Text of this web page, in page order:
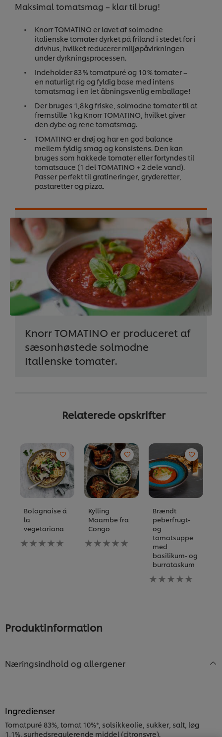
Maksimal tomatsmag – klar til brug!
Knorr TOMATINO er lavet af solmodne
italienske tomater dyrket på friland i stedet for i
drivhus, hvilket reducerer miljøpåvirkningen
under dyrkningsprocessen.
Indeholder 83 % tomatpuré og 10 % tomater –
en naturligt rig og fyldig base med intens
tomatsmag i en let åbningsvenlig emballage!
Der bruges 1,8 kg friske, solmodne tomater til at
fremstille 1 kg Knorr TOMATINO, hvilket giver
den dybe og rene tomatsmag.
TOMATINO er drøj og har en god balance
mellem fyldig smag og konsistens. Den kan
bruges som hakkede tomater eller fortyndes til
tomatsauce (1 del TOMATINO + 2 dele vand).
Passer perfekt til gratineringer, gryderetter,
pastaretter og pizza.
Knorr TOMATINO er produceret af
sæsonhøstede solmodne
Italienske tomater.
Relaterede opskrifter
Bolognaise á
la
vegetariana
Ingen
bedømmelser
Kylling
Moambe fra
Congo
Ingen
bedømmelser
Brændt
peberfrugt-
og
tomatsuppe
med
basilikum- og
burrataskum
Ingen
bedømmelser
Produktinformation
Næringsindhold og allergener
Ingredienser
Tomatpuré 83%, tomat 10%*, solsikkeolie, sukker, salt, løg
1,1%, surhedsregulerende middel (citronsyre).
Vi ormal cookies, og andre teknikker, til at forbedre
din oplevelse på vores hjemmeside. Cookies muliggør
visse funktioner, såsom deling på sociale medier